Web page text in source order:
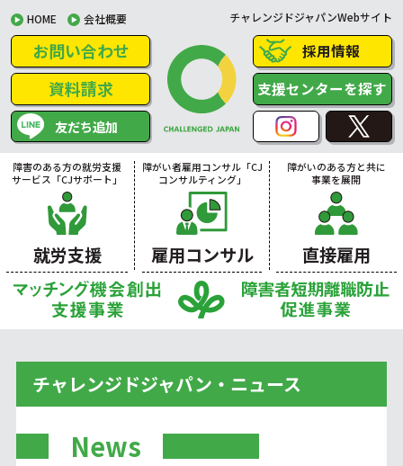
HOME 会社概要 チャレンジドジャパンWebサイト
お問い合わせ
資料請求
友だち追加
採用情報
支援センターを探す
障害のある方の就労支援
サービス「CJサポート」
就労支援
障がい者雇用コンサル「CJ
コンサルティング」
雇用コンサル
障がいのある方と共に
事業を展開
直接雇用
チャレンジドジャパン・ニュース
News